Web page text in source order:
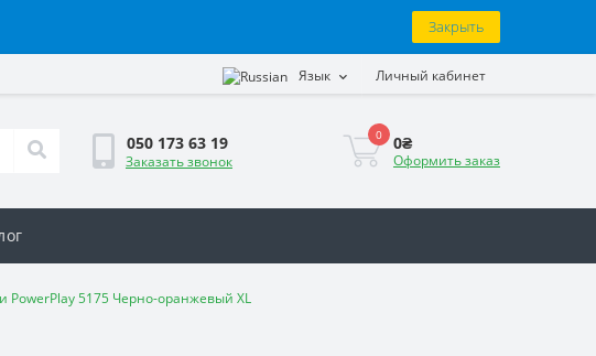
Закрыть
Язык Личный кабинет
050 173 63 19
Заказать звонок
0 0₴
Оформить заказ
PowerPlay 5175 Черно-оранжевый XL